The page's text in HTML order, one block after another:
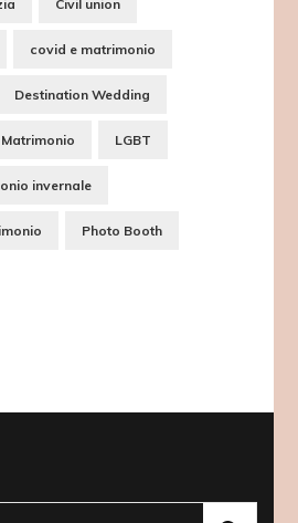
Civil union
covid e matrimonio
Destination Wedding
Matrimonio LGBT
invernale
Photo Booth